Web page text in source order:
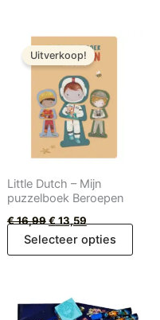
Uitverkoop!
Little Dutch – Mijn
puzzelboek Beroepen
€16,99
Oorspronkelijke
prijs
was:
€ 16,99.
€13,59
Huidige
prijs
is:
€ 13,59.
Selecteer opties